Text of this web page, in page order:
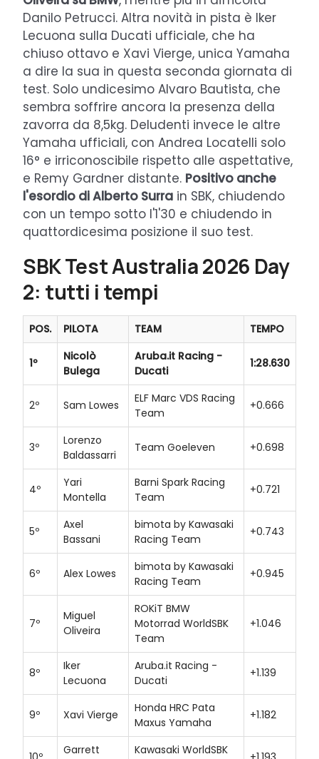
Danilo Petrucci. Altra novità in pista è Iker
Lecuona sulla Ducati ufficiale, che ha
chiuso ottavo e Xavi Vierge, unica Yamaha
a dire la sua in questa seconda giornata di
test. Solo undicesimo Alvaro Bautista, che
sembra soffrire ancora la presenza della
zavorra da 8,5kg. Deludenti invece le altre
Yamaha ufficiali, con Andrea Locatelli solo
16° e irriconoscibile rispetto alle aspettative,
e Remy Gardner distante. Positivo anche
l'esordio di Alberto Surra in SBK, chiudendo
con un tempo sotto l'1'30 e chiudendo in
quattordicesima posizione il suo test.
SBK Test Australia 2026 Day
2: tutti i tempi
POS. PILOTA TEAM TEMPO
1º
Nicolò
Bulega
Aruba.it Racing -
Ducati
1:28.630
2º Sam Lowes
ELF Marc VDS Racing
Team
+0.666
3º
Lorenzo
Baldassarri
Team Goeleven +0.698
4º
Yari
Montella
Barni Spark Racing
Team
+0.721
5º
Axel
Bassani
bimota by Kawasaki
Racing Team
+0.743
6º Alex Lowes
bimota by Kawasaki
Racing Team
+0.945
7º
Miguel
Oliveira
ROKiT BMW
Motorrad WorldSBK
Team
+1.046
8º
Iker
Lecuona
Aruba.it Racing -
Ducati
+1.139
9º Xavi Vierge
Honda HRC Pata
Maxus Yamaha
+1.182
Garrett
Kawasaki WorldSBK